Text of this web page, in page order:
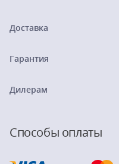
Доставка
Гарантия
Дилерам
Способы оплаты